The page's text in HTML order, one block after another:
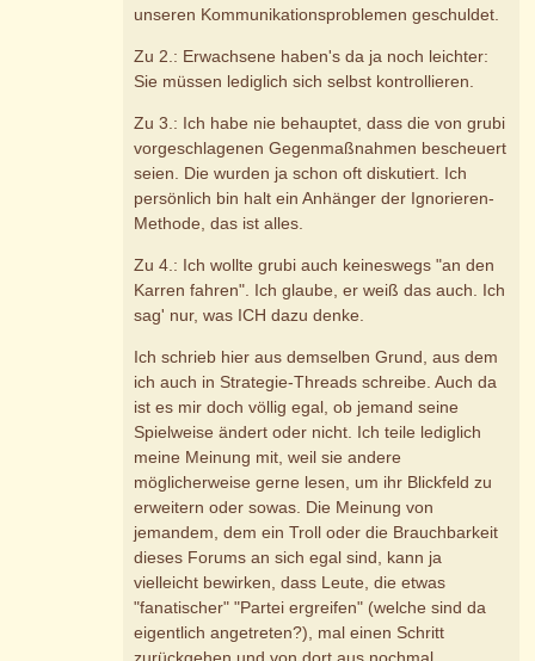
unseren Kommunikationsproblemen geschuldet.
Zu 2.: Erwachsene haben's da ja noch leichter:
Sie müssen lediglich sich selbst kontrollieren.
Zu 3.: Ich habe nie behauptet, dass die von grubi
vorgeschlagenen Gegenmaßnahmen bescheuert
seien. Die wurden ja schon oft diskutiert. Ich
persönlich bin halt ein Anhänger der Ignorieren-
Methode, das ist alles.
Zu 4.: Ich wollte grubi auch keineswegs "an den
Karren fahren". Ich glaube, er weiß das auch. Ich
sag' nur, was ICH dazu denke.
Ich schrieb hier aus demselben Grund, aus dem
ich auch in Strategie-Threads schreibe. Auch da
ist es mir doch völlig egal, ob jemand seine
Spielweise ändert oder nicht. Ich teile lediglich
meine Meinung mit, weil sie andere
möglicherweise gerne lesen, um ihr Blickfeld zu
erweitern oder sowas. Die Meinung von
jemandem, dem ein Troll oder die Brauchbarkeit
dieses Forums an sich egal sind, kann ja
vielleicht bewirken, dass Leute, die etwas
"fanatischer" "Partei ergreifen" (welche sind da
eigentlich angetreten?), mal einen Schritt
zurückgehen und von dort aus nochmal